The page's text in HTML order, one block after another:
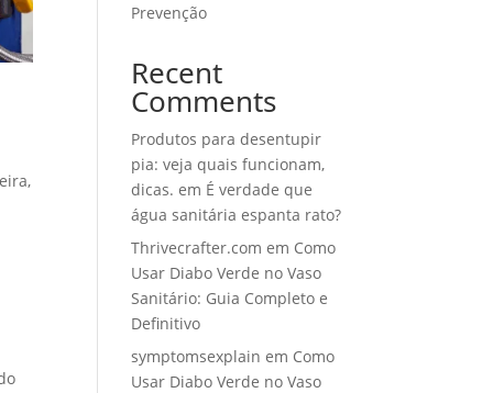
Prevenção
Recent
Comments
Produtos para desentupir
pia: veja quais funcionam,
dicas. em É verdade que
água sanitária espanta rato?
Thrivecrafter.com em Como
Usar Diabo Verde no Vaso
Sanitário: Guia Completo e
Definitivo
symptomsexplain em Como
Usar Diabo Verde no Vaso